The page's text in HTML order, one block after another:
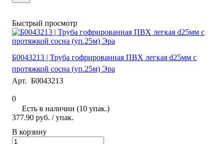
Быстрый просмотр
Б0043213 | Труба гофрированная ПВХ легкая d25мм с
протяжкой сосна (уп.25м) Эра
Арт. Б0043213
0
Есть в наличии (10 упак.)
377.90 руб. / упак.
В корзину